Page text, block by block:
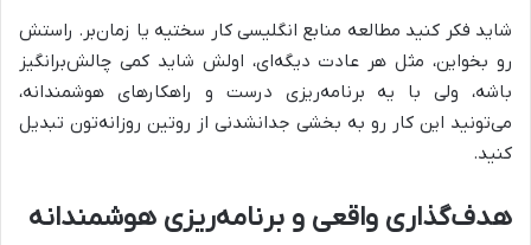
شاید فکر کنید مطالعه منابع انگلیسی کار سختیه یا زمان‌بر. راستش
رو بخواین، مثل هر عادت دیگه‌ای، اولش شاید کمی چالش‌برانگیز
باشه، ولی با یه برنامه‌ریزی درست و راهکارهای هوشمندانه،
می‌تونید این کار رو به بخشی جدانشدنی از روتین روزانه‌تون تبدیل
کنید.
هدف‌گذاری واقعی و برنامه‌ریزی هوشمندانه